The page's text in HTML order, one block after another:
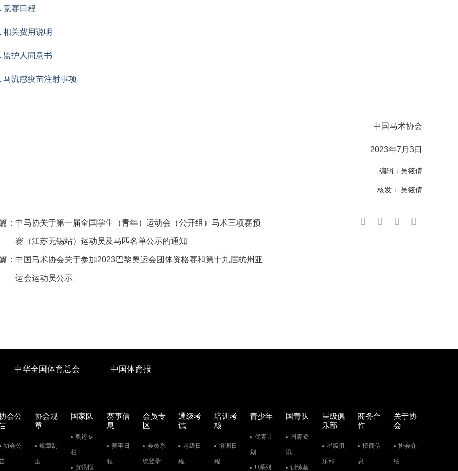
竞赛日程
相关费用说明
监护人同意书
马流感疫苗注射事项
中国马术协会
2023年7月3日
编辑：吴筱倩
核发： 吴筱倩
： 中马协关于第一届全国学生（青年）运动会（公开组）马术三项赛预
赛（江苏无锡站）运动员及马匹名单公示的通知
： 中国马术协会关于参加2023巴黎奥运会团体资格赛和第十九届杭州亚
运会运动员公示
中华全国体育总会 中国体育报
会公
协会公
协会规
章
规章制
度
国家队
奥运专
栏
资讯报
赛事信
息
赛事日
程
会员专
区
会员系
统登录
通级考
试
考级日
程
培训考
核
培训日
程
青少年
优青计
划
U系列
国青队
国青资
讯
训练基
星级俱
乐部
星级俱
乐部
商务合
作
招商信
息
关于协
会
协会介
绍